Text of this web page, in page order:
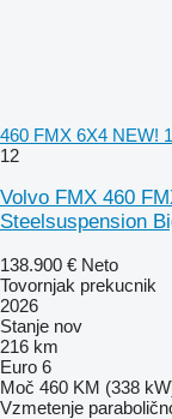
460 FMX 6X4 NEW!
12
Volvo FMX 460
Steelsuspension
138.900 € Neto
Tovornjak prekucnik
2026
Stanje nov
216 km
Euro 6
Moč 460 KM (338
Vzmetenje